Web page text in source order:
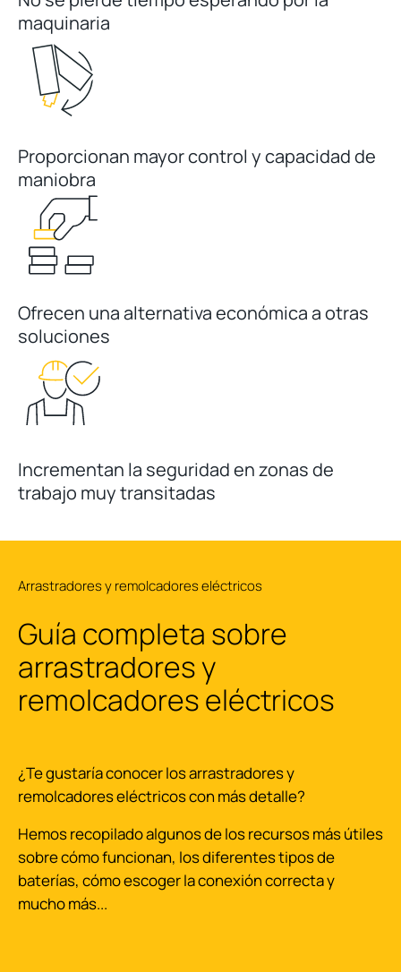
maquinaria
Proporcionan mayor control y capacidad de
maniobra
Ofrecen una alternativa económica a otras
soluciones
Incrementan la seguridad en zonas de
trabajo muy transitadas
Guía completa sobre
arrastradores y
remolcadores eléctricos
Arrastradores y remolcadores eléctricos
¿Te gustaría conocer los arrastradores y
remolcadores eléctricos con más detalle?
Hemos recopilado algunos de los recursos más útiles
sobre cómo funcionan, los diferentes tipos de
baterías, cómo escoger la conexión correcta y
mucho más...